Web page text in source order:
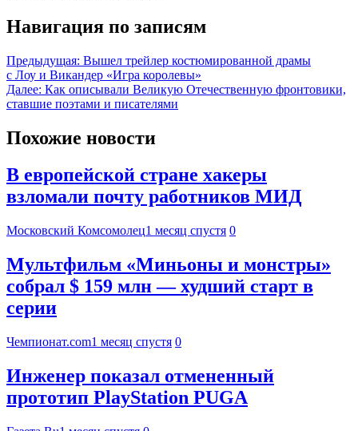
Навигация по записям
Предыдущая: Вышел трейлер костюмированной драмы
с Лоу и Викандер «Игра королевы»
Далее: Как описывали Великую Отечественную фронтовики,
ставшие поэтами и писателями
Похожие новости
В европейской стране хакеры
взломали почту работников МИД
Московский Комсомолец1 месяц спустя 0
Мультфильм «Миньоны и монстры»
собрал $ 159 млн — худший старт в
серии
Чемпионат.com1 месяц спустя 0
Инженер показал отмененный
прототип PlayStation PUGA